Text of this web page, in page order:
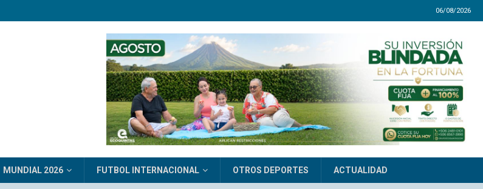
06/08/2026
MUNDIAL 2026 FUTBOL INTERNACIONAL OTROS DEPORTES ACTUALIDAD